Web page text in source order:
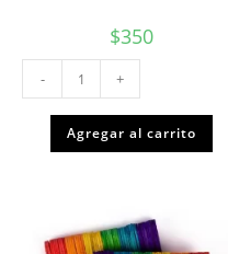
$350
Forro
college
morado
cantidad
- +
Agregar al carrito